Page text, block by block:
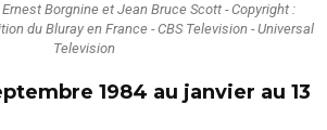
Borgnine et Jean Bruce Scott - Copyright :
du Bluray en France - CBS Television - Universal
Television
1984 au janvier au 13